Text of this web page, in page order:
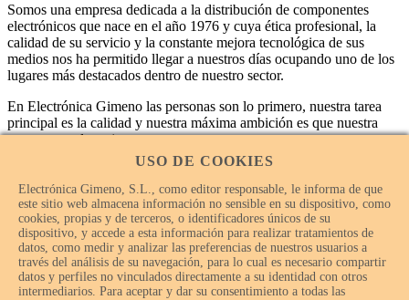
Somos una empresa dedicada a la distribución de componentes
electrónicos que nace en el año 1976 y cuya ética profesional, la
calidad de su servicio y la constante mejora tecnológica de sus
medios nos ha permitido llegar a nuestros días ocupando uno de los
lugares más destacados dentro de nuestro sector.
En Electrónica Gimeno las personas son lo primero, nuestra tarea
principal es la calidad y nuestra máxima ambición es que nuestra
empresa sea la mejor.
USO DE COOKIES
Electrónica Gimeno, S.L., como editor responsable, le informa de que
este sitio web almacena información no sensible en su dispositivo, como
cookies, propias y de terceros, o identificadores únicos de su
dispositivo, y accede a esta información para realizar tratamientos de
datos, como medir y analizar las preferencias de nuestros usuarios a
través del análisis de su navegación, para lo cual es necesario compartir
datos y perfiles no vinculados directamente a su identidad con otros
intermediarios. Para aceptar y dar su consentimiento a todas las